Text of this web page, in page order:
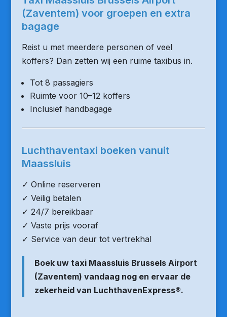
(Zaventem) voor groepen en extra
bagage
Reist u met meerdere personen of veel
koffers? Dan zetten wij een ruime taxibus in.
Tot 8 passagiers
Ruimte voor 10–12 koffers
Inclusief handbagage
Luchthaventaxi boeken vanuit
Maassluis
✓ Online reserveren
✓ Veilig betalen
✓ 24/7 bereikbaar
✓ Vaste prijs vooraf
✓ Service van deur tot vertrekhal
Boek uw taxi Maassluis Brussels Airport
(Zaventem) vandaag nog en ervaar de
zekerheid van LuchthavenExpress®.